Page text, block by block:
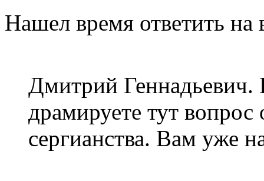
Нашел время ответить
Дмитрий Геннадьевич.
драмируете тут
сергианства. Вам уже